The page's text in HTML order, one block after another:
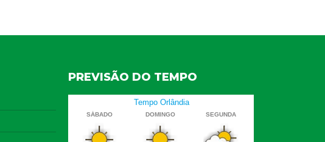
PREVISÃO DO TEMPO